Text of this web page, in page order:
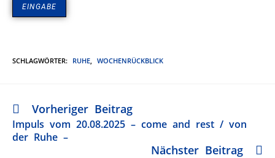
SCHLAGWÖRTER: RUHE, WOCHENRÜCKBLICK
Vorheriger Beitrag
Impuls vom 20.08.2025 – come and rest / von
der Ruhe –
Nächster Beitrag